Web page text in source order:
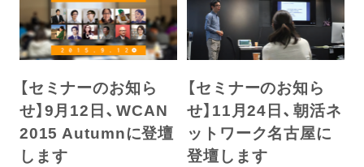
【セミナーのお知ら
せ】9月12日、WCAN
2015 Autumnに登壇
します
【セミナーのお知ら
せ】11月24日、朝活ネ
ットワーク名古屋に
登壇します